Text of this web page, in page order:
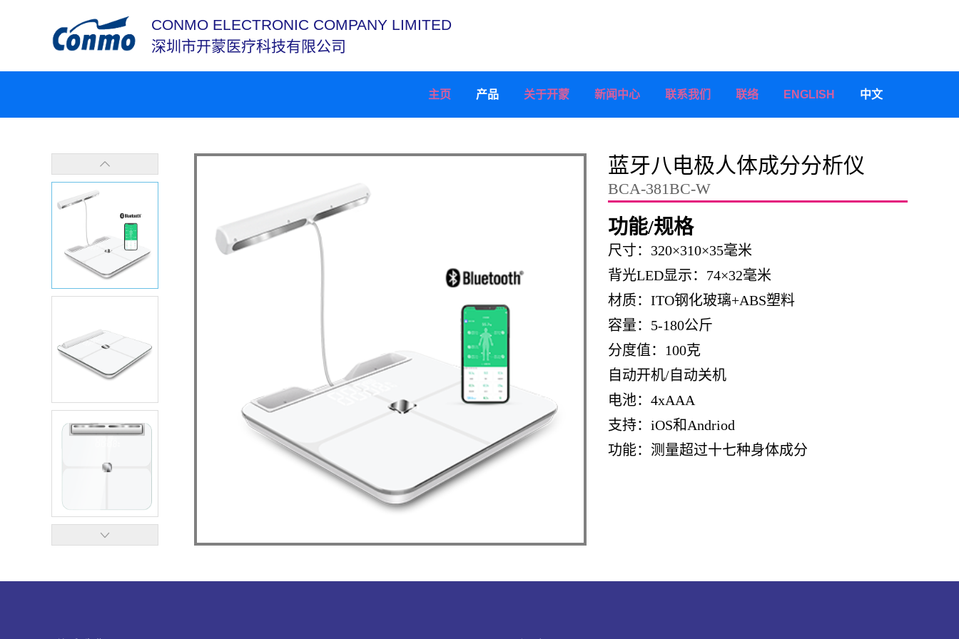
CONMO ELECTRONIC COMPANY LIMITED
深圳市开蒙医疗科技有限公司
主页 产品 关于开蒙 新闻中心 联系我们 联络 ENGLISH 中文
蓝牙八电极人体成分分析仪
BCA-381BC-W
功能/规格
尺寸：320×310×35毫米
背光LED显示：74×32毫米
材质：ITO钢化玻璃+ABS塑料
容量：5-180公斤
分度值：100克
自动开机/自动关机
电池：4xAAA
支持：iOS和Andriod
功能：测量超过十七种身体成分